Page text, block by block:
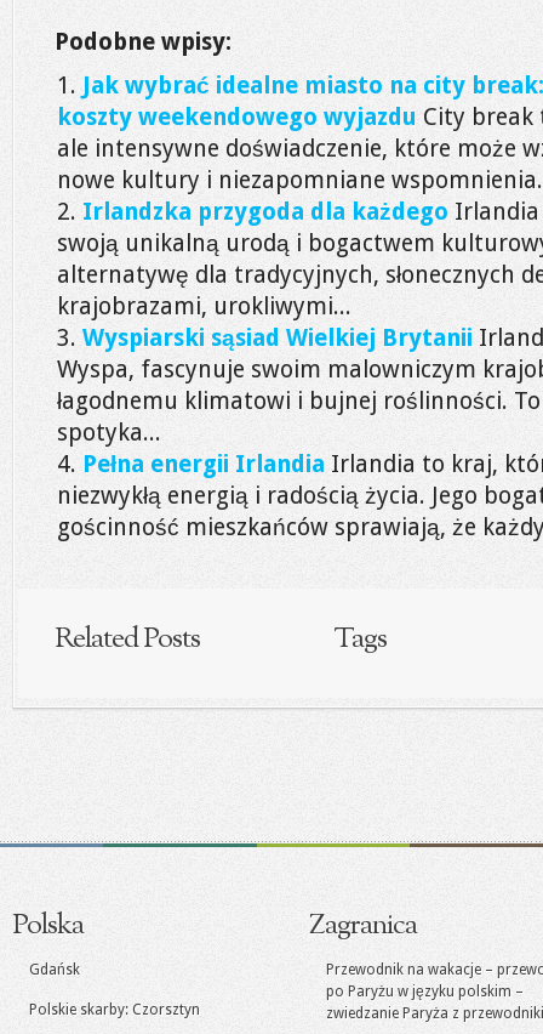
Podobne wpisy:
Jak wybrać idealne miasto na city
koszty weekendowego wyjazdu City
ale intensywne doświadczenie, które może
nowe kultury i niezapomniane
Irlandzka przygoda dla każdego
swoją unikalną urodą i bogactwem
alternatywę dla tradycyjnych, słonecznych
krajobrazami, urokliwymi...
Wyspiarski sąsiad Wielkiej Brytanii
Wyspa, fascynuje swoim malowniczym
łagodnemu klimatowi i bujnej roślinności.
spotyka...
Pełna energii Irlandia Irlandia to kraj,
niezwykłą energią i radością życia. Jego
gościnność mieszkańców sprawiają, że
Related Posts Tags
Polska
Gdańsk
Polskie skarby: Czorsztyn
Zagranica
Przewodnik na wakacje –
po Paryżu w języku polskim –
zwiedzanie Paryża z